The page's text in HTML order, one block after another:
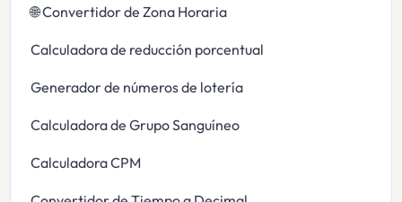
🌐 Convertidor de Zona Horaria
Calculadora de reducción porcentual
Generador de números de lotería
Calculadora de Grupo Sanguíneo
Calculadora CPM